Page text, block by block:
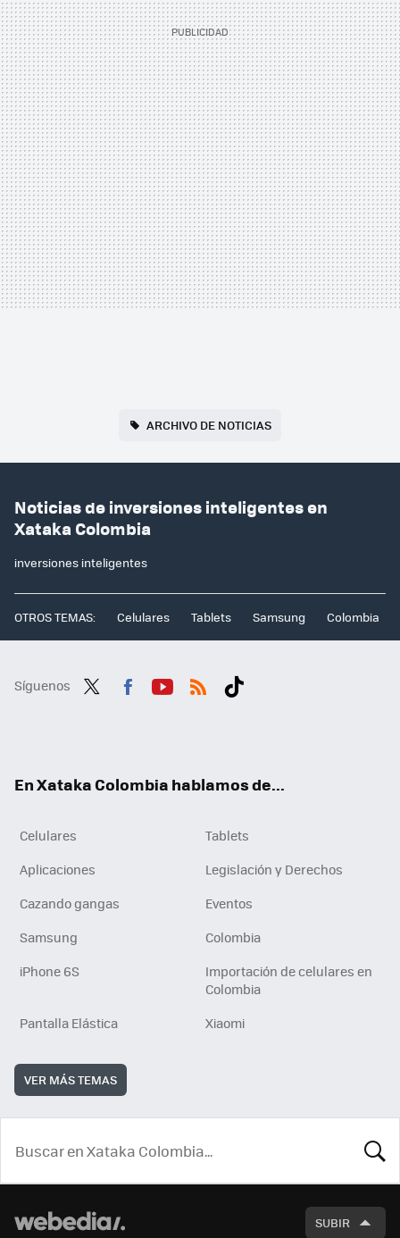
ARCHIVO DE NOTICIAS
Noticias de inversiones inteligentes en
Xataka Colombia
inversiones inteligentes
OTROS TEMAS: Celulares Tablets Samsung Colombia
Síguenos
En Xataka Colombia hablamos de...
Celulares
Tablets
Aplicaciones
Legislación y Derechos
Cazando gangas
Eventos
Samsung
Colombia
iPhone 6S
Importación de celulares en
Colombia
Pantalla Elástica
Xiaomi
VER MÁS TEMAS
SUBIR